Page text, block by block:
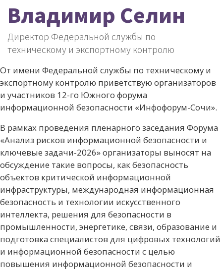
Владимир Селин
Директор Федеральной службы по
техническому и экспортному контролю
От имени Федеральной службы по техническому и
экспортному контролю приветствую организаторов
и участников 12-го Южного форума
информационной безопасности «Инфофорум-Сочи».
В рамках проведения пленарного заседания Форума
«Анализ рисков информационной безопасности и
ключевые задачи-2026» организаторы выносят на
обсуждение такие вопросы, как безопасность
объектов критической информационной
инфраструктуры, международная информационная
безопасность и технологии искусственного
интеллекта, решения для безопасности в
промышленности, энергетике, связи, образование и
подготовка специалистов для цифровых технологий
и информационной безопасности с целью
повышения информационной безопасности и